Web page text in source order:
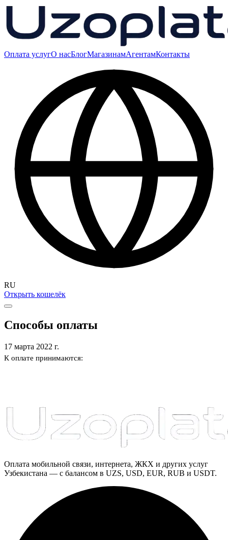
Оплата услугО насБлогМагазинамАгентамКонтакты
RU
Открыть кошелёк
Способы оплаты
17 марта 2022 г.
К оплате принимаются:
Оплата мобильной связи, интернета, ЖКХ и других услуг
Узбекистана — с балансом в UZS, USD, EUR, RUB и USDT.